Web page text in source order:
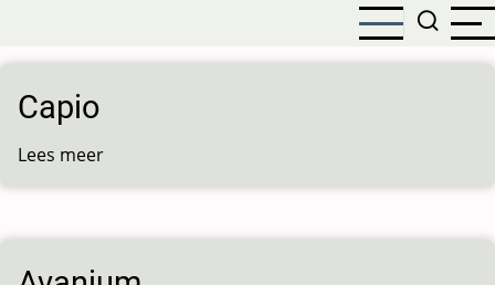
naar
de
inhoud
gaan
Capio
Lees meer